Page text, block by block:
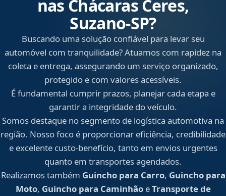
nas Chácaras Ceres,
Suzano‑SP?
Buscando uma solução confiável para levar seu
automóvel com tranquilidade? Atuamos com rapidez na
coleta e entrega, assegurando um serviço organizado,
protegido e com valores acessíveis.
É fundamental cumprir prazos, planejar cada etapa e
garantir a integridade do veículo.
Somos destaque no segmento de logística automotiva na
região. Nosso foco é proporcionar eficiência, credibilidade
e excelente custo-benefício, tanto em envios urgentes
quanto em transportes agendados.
Realizamos também Guincho para Carro, Guincho para
Moto, Guincho para CaminhãoeTransporte de